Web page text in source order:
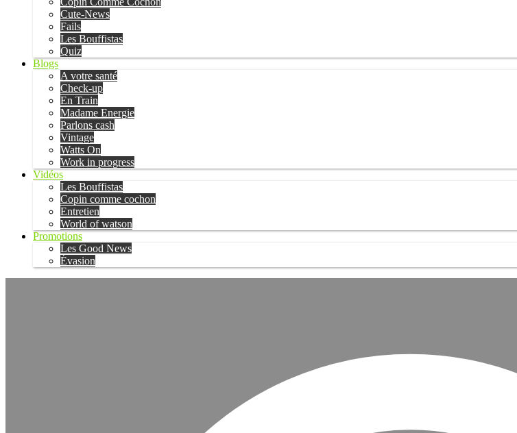
Cute-News
Fails
Les Bouffistas
Quiz
Blogs
A votre santé
Check-up
En Train
Madame Energie
Parlons cash
Vintage
Watts On
Work in progress
Vidéos
Les Bouffistas
Copin comme cochon
Entretien
World of watson
Promotions
Les Good News
Évasion